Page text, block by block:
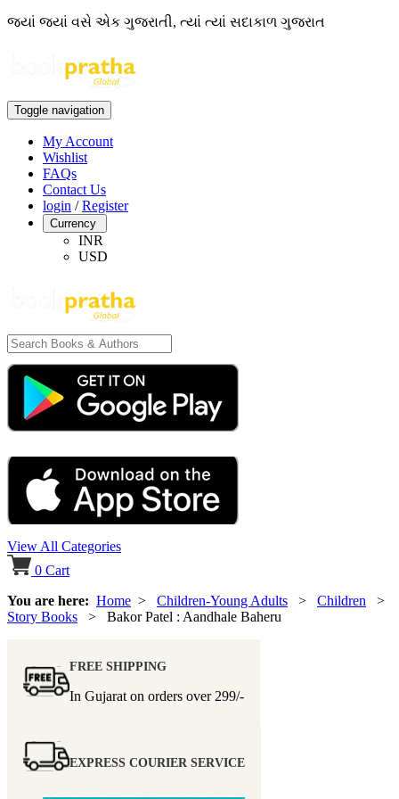
જ્યાં જ્યાં વસે એક ગુજરાતી, ત્યાં ત્યાં સદાકાળ ગુજરાત
Toggle navigation
My Account
Wishlist
FAQs
Contact Us
login /Register
Currency
INR
USD
View All Categories
0 Cart
You are here: Home > Children-Young Adults > Children >
Story Books > Bakor Patel : Aandhale Baheru
FREE SHIPPING
In Gujarat on orders over 299/-
EXPRESS COURIER SERVICE